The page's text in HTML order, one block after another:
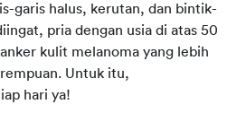
garis halus, kerutan, dan bintik-
pria dengan usia di atas 50
kulit melanoma yang lebih
Untuk itu,
hari ya!